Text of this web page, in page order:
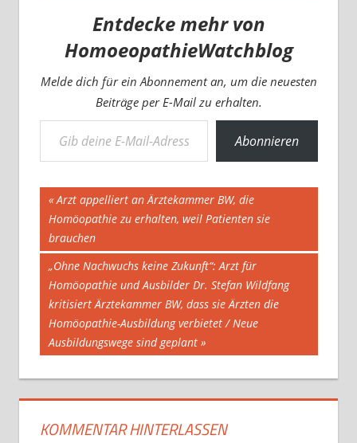
Entdecke mehr von
HomoeopathieWatchblog
Melde dich für ein Abonnement an, um die neuesten
Beiträge per E-Mail zu erhalten.
Gib deine E-Mail-Adresse ein ...
Abonnieren
Beitragsnavigation
Vorheriger
Beitrag:
Arzt appelliert an Ärztekammer BW, die
Homöopathie zu erhalten, weil Patienten sie
brauchen
Nächster
Beitrag:
„Ohne Nachwuchs keine Zukunft“: Arzt für
Homöopathie und Ausbilder Dr. Stefan Wildfang
kritisiert Ärztekammer BW, dass sie Ärzten die
Homöopathie-Ausbildung verbietet / Neue
Ausbildungswege sind geplant
KOMMENTAR HINTERLASSEN